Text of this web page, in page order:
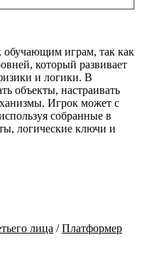
играм, так как
который развивает
и логики. В
объекты, настраивать
Игрок может с
собранные в
логические ключи и
лица /Платформер